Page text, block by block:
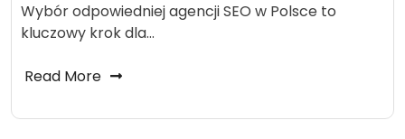
Wybór odpowiedniej agencji SEO w Polsce to
kluczowy krok dla…
Read More